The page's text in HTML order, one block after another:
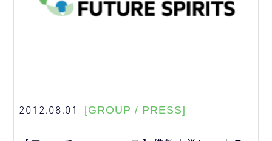
2012.08.01 [GROUP / PRESS]